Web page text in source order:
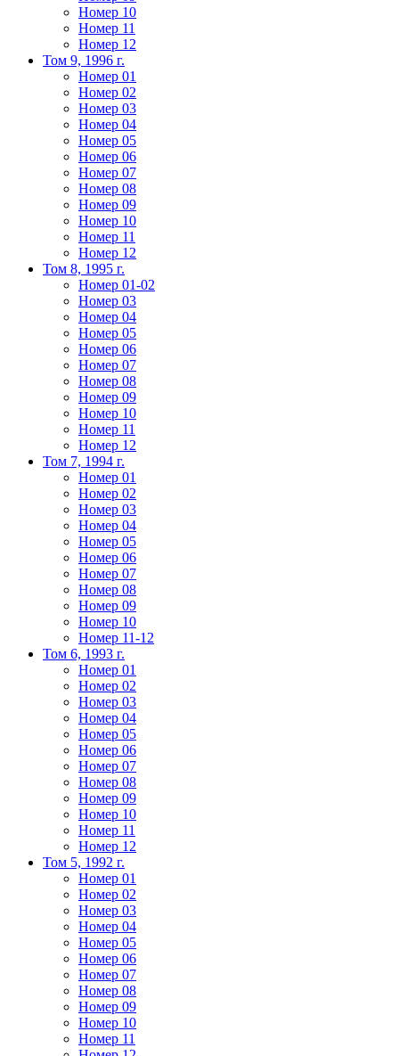
Номер 10
Номер 11
Номер 12
Том 9, 1996 г.
Номер 01
Номер 02
Номер 03
Номер 04
Номер 05
Номер 06
Номер 07
Номер 08
Номер 09
Номер 10
Номер 11
Номер 12
Том 8, 1995 г.
Номер 01-02
Номер 03
Номер 04
Номер 05
Номер 06
Номер 07
Номер 08
Номер 09
Номер 10
Номер 11
Номер 12
Том 7, 1994 г.
Номер 01
Номер 02
Номер 03
Номер 04
Номер 05
Номер 06
Номер 07
Номер 08
Номер 09
Номер 10
Номер 11-12
Том 6, 1993 г.
Номер 01
Номер 02
Номер 03
Номер 04
Номер 05
Номер 06
Номер 07
Номер 08
Номер 09
Номер 10
Номер 11
Номер 12
Том 5, 1992 г.
Номер 01
Номер 02
Номер 03
Номер 04
Номер 05
Номер 06
Номер 07
Номер 08
Номер 09
Номер 10
Номер 11